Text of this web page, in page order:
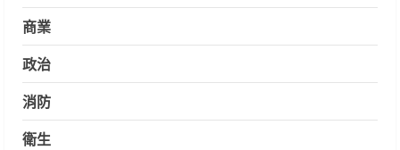
商業
政治
消防
衛生